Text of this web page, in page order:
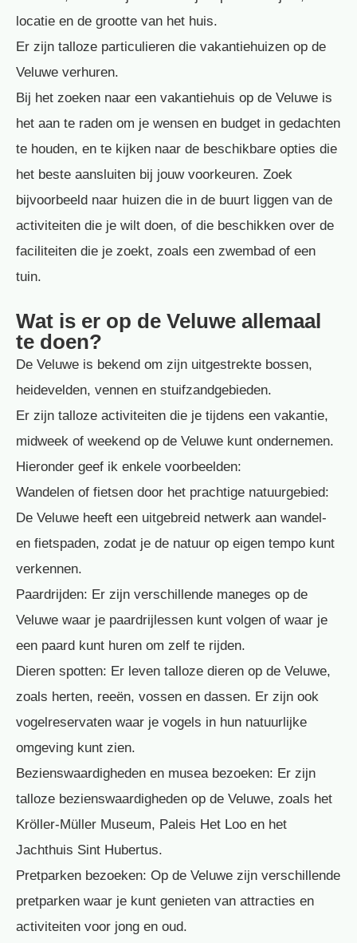
locatie en de grootte van het huis.
Er zijn talloze particulieren die vakantiehuizen op de
Veluwe verhuren.
Bij het zoeken naar een vakantiehuis op de Veluwe is
het aan te raden om je wensen en budget in gedachten
te houden, en te kijken naar de beschikbare opties die
het beste aansluiten bij jouw voorkeuren. Zoek
bijvoorbeeld naar huizen die in de buurt liggen van de
activiteiten die je wilt doen, of die beschikken over de
faciliteiten die je zoekt, zoals een zwembad of een
tuin.
Wat is er op de Veluwe allemaal
te doen?
De Veluwe is bekend om zijn uitgestrekte bossen,
heidevelden, vennen en stuifzandgebieden.
Er zijn talloze activiteiten die je tijdens een vakantie,
midweek of weekend op de Veluwe kunt ondernemen.
Hieronder geef ik enkele voorbeelden:
Wandelen of fietsen door het prachtige natuurgebied:
De Veluwe heeft een uitgebreid netwerk aan wandel-
en fietspaden, zodat je de natuur op eigen tempo kunt
verkennen.
Paardrijden: Er zijn verschillende maneges op de
Veluwe waar je paardrijlessen kunt volgen of waar je
een paard kunt huren om zelf te rijden.
Dieren spotten: Er leven talloze dieren op de Veluwe,
zoals herten, reeën, vossen en dassen. Er zijn ook
vogelreservaten waar je vogels in hun natuurlijke
omgeving kunt zien.
Bezienswaardigheden en musea bezoeken: Er zijn
talloze bezienswaardigheden op de Veluwe, zoals het
Kröller-Müller Museum, Paleis Het Loo en het
Jachthuis Sint Hubertus.
Pretparken bezoeken: Op de Veluwe zijn verschillende
pretparken waar je kunt genieten van attracties en
activiteiten voor jong en oud.